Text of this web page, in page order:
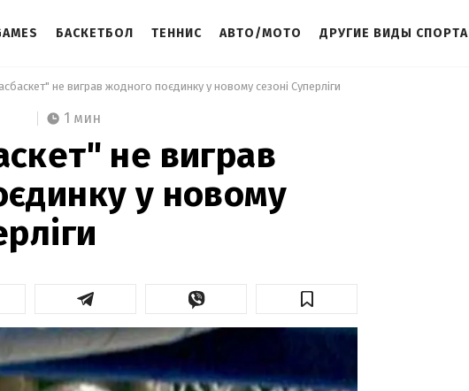
БАСКЕТБОЛ ТЕННИС АВТО/МОТО ДРУГИЕ ВИДЫ СПОРТА
не виграв жодного поєдинку у новому сезоні Суперліги
1 мин
не виграв
у новому